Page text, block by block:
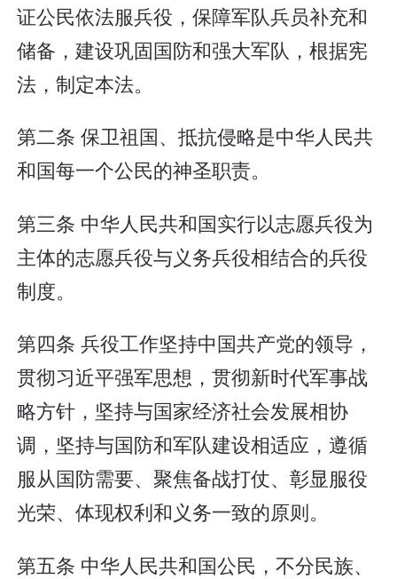
证公民依法服兵役，保障军队兵员补充和
储备，建设巩固国防和强大军队，根据宪
法，制定本法。
第二条 保卫祖国、抵抗侵略是中华人民共
和国每一个公民的神圣职责。
第三条 中华人民共和国实行以志愿兵役为
主体的志愿兵役与义务兵役相结合的兵役
制度。
第四条 兵役工作坚持中国共产党的领导，
贯彻习近平强军思想，贯彻新时代军事战
略方针，坚持与国家经济社会发展相协
调，坚持与国防和军队建设相适应，遵循
服从国防需要、聚焦备战打仗、彰显服役
光荣、体现权利和义务一致的原则。
第五条 中华人民共和国公民，不分民族、